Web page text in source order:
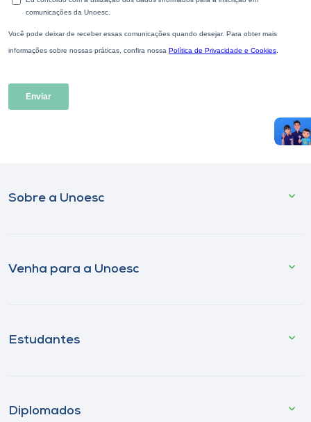
Sobre a Unoesc
Venha para a Unoesc
Estudantes
Diplomados